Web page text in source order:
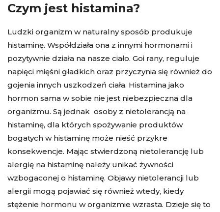
Czym jest histamina?
Ludzki organizm w naturalny sposób produkuje
histaminę. Współdziała ona z innymi hormonami i
pozytywnie działa na nasze ciało. Goi rany, reguluje
napięci mięśni gładkich oraz przyczynia się również do
gojenia innych uszkodzeń ciała. Histamina jako
hormon sama w sobie nie jest niebezpieczna dla
organizmu. Są jednak osoby z nietolerancją na
histaminę, dla których spożywanie produktów
bogatych w histaminę może nieść przykre
konsekwencje. Mając stwierdzoną nietolerancję lub
alergię na histaminę należy unikać żywności
wzbogaconej o histaminę. Objawy nietolerancji lub
alergii mogą pojawiać się również wtedy, kiedy
stężenie hormonu w organizmie wzrasta. Dzieje się to